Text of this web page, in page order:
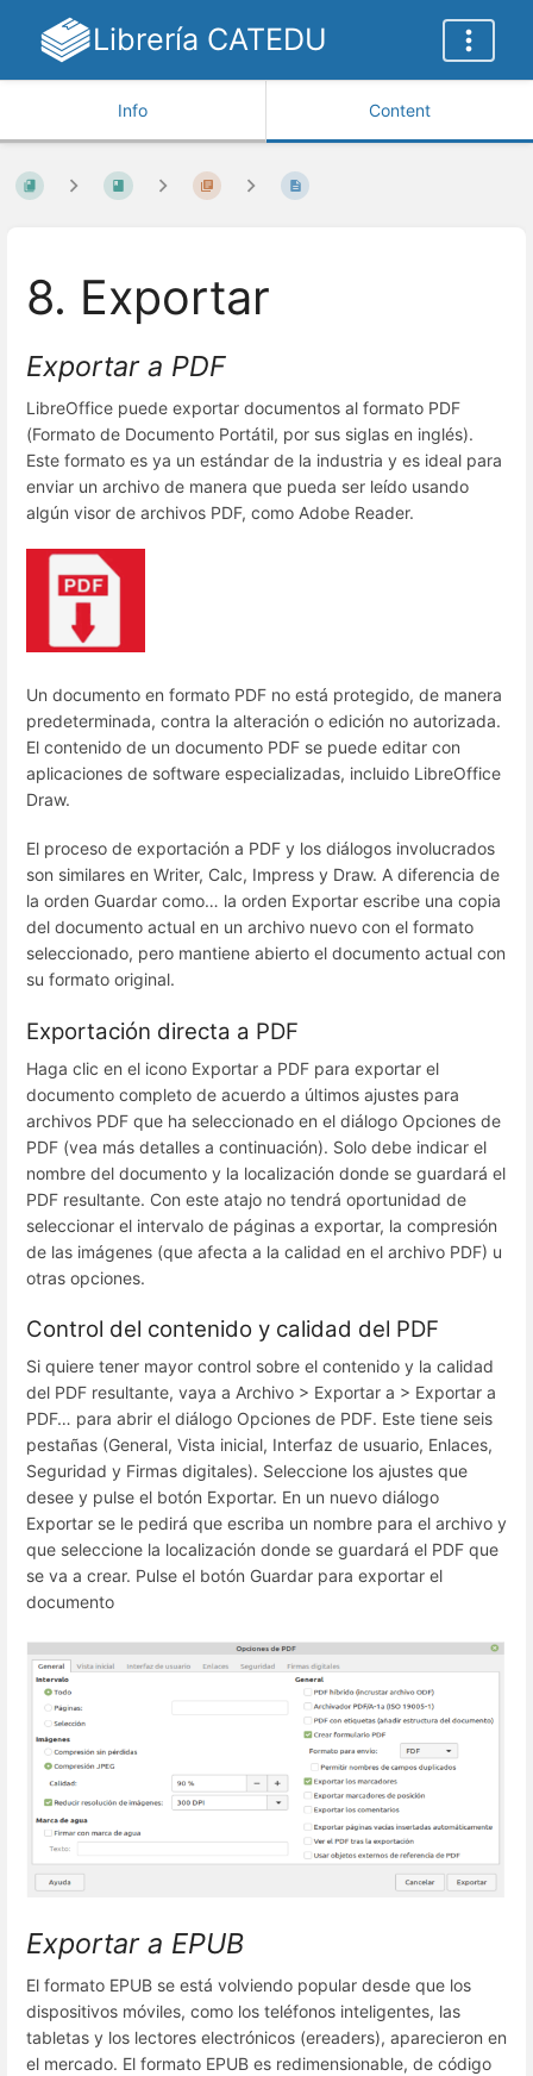
Librería CATEDU
Info Content
8. Exportar
Exportar a PDF
LibreOffice puede exportar documentos al formato PDF
(Formato de Documento Portátil, por sus siglas en inglés).
Este formato es ya un estándar de la industria y es ideal para
enviar un archivo de manera que pueda ser leído usando
algún visor de archivos PDF, como Adobe Reader.
Un documento en formato PDF no está protegido, de manera
predeterminada, contra la alteración o edición no autorizada.
El contenido de un documento PDF se puede editar con
aplicaciones de software especializadas, incluido LibreOffice
Draw.
El proceso de exportación a PDF y los diálogos involucrados
son similares en Writer, Calc, Impress y Draw. A diferencia de
la orden Guardar como… la orden Exportar escribe una copia
del documento actual en un archivo nuevo con el formato
seleccionado, pero mantiene abierto el documento actual con
su formato original.
Exportación directa a PDF
Haga clic en el icono Exportar a PDF para exportar el
documento completo de acuerdo a últimos ajustes para
archivos PDF que ha seleccionado en el diálogo Opciones de
PDF (vea más detalles a continuación). Solo debe indicar el
nombre del documento y la localización donde se guardará el
PDF resultante. Con este atajo no tendrá oportunidad de
seleccionar el intervalo de páginas a exportar, la compresión
de las imágenes (que afecta a la calidad en el archivo PDF) u
otras opciones.
Control del contenido y calidad del PDF
Si quiere tener mayor control sobre el contenido y la calidad
del PDF resultante, vaya a Archivo > Exportar a > Exportar a
PDF… para abrir el diálogo Opciones de PDF. Este tiene seis
pestañas (General, Vista inicial, Interfaz de usuario, Enlaces,
Seguridad y Firmas digitales). Seleccione los ajustes que
desee y pulse el botón Exportar. En un nuevo diálogo
Exportar se le pedirá que escriba un nombre para el archivo y
que seleccione la localización donde se guardará el PDF que
se va a crear. Pulse el botón Guardar para exportar el
documento
Exportar a EPUB
El formato EPUB se está volviendo popular desde que los
dispositivos móviles, como los teléfonos inteligentes, las
tabletas y los lectores electrónicos (ereaders), aparecieron en
el mercado. El formato EPUB es redimensionable, de código